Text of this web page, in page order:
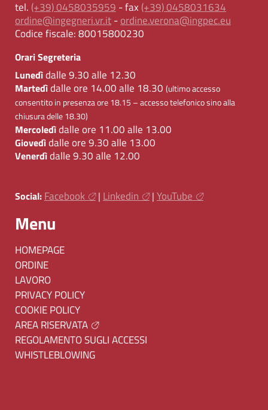
tel. (+39) 0458035959 - fax (+39) 0458031634
ordine@ingegneri.vr.it-ordine.verona@ingpec.eu
Codice fiscale:80015800230
Orari Segreteria
Lunedìdalle 9.30 alle 12.30
Martedìdalle ore 14.00 alle 18.30 (ultimo accesso
consentito in presenza ore 18.15 – accesso telefonico sino alla
chiusura delle 18.30)
Mercoledìdalle ore 11.00 alle 13.00
Giovedìdalle ore 9.30 alle 13.00
Venerdìdalle 9.30 alle 12.00
Social: Facebook | Linkedin | YouTube
Menu
HOMEPAGE
ORDINE
LAVORO
PRIVACY POLICY
COOKIE POLICY
AREA RISERVATA
REGOLAMENTO SUGLI ACCESSI
WHISTLEBLOWING